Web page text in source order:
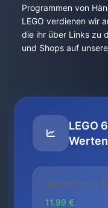
Programmen von
LEGO verdienen wir
die ihr über Links zu
und Shops auf
LEGO
NIEDRIGSTER
11.99 €